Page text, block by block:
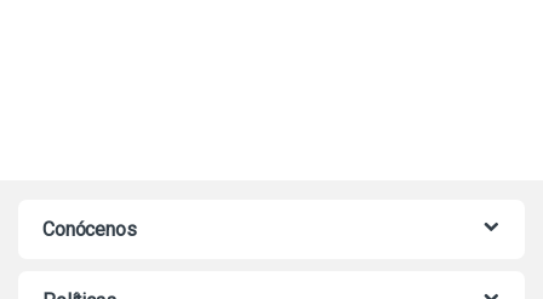
Conócenos